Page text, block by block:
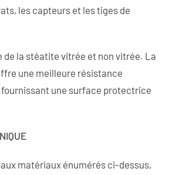
les capteurs et les tiges de
de la stéatite vitrée et non vitrée. La
une meilleure résistance
une surface protectrice
matériaux énumérés ci-dessus,